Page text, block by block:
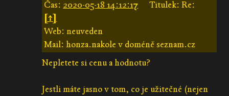
Čas: 2020-05-18 14:12:17
Titulek: Re:
[↑]
Web: neuveden
Mail: honza.nakole v doméně seznam.cz
Nepletete si cenu a hodnotu?
Jestli máte jasno v tom, co je užitečné (nejen